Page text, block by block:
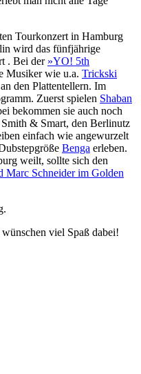
Tourkonzert in Hamburg
wird das fünfjährige
. Bei der »YO! 5th
Musiker wie u.a. Trickski
den Plattentellern. Im
Zuerst spielen Shaban
bekommen sie auch noch
& Smart, den Berlinutz
einfach wie angewurzelt
Benga erleben.
weilt, sollte sich den
Marc Schneider im Golden
viel Spaß dabei!